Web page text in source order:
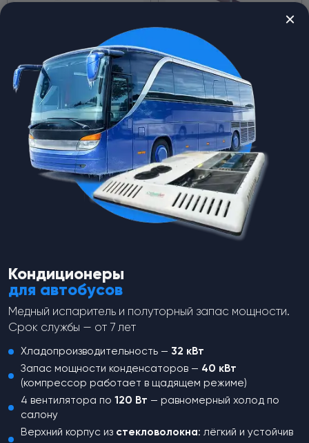
RC-U08668, сальник
компрессора, аналог Thermo
King 22-899
spares-theme
Сальник компрессора, аналог
Thermo King 22-899 для
компрессоров X214
от7 157₽
RC-U04119, соленоид
оборотов двигателя 12V,
аналог Thermo King 44-9181
spares-theme
Соленоид оборотов двигателя
12V, для установок Thermo King
44-9181, 41-1566
от15 437₽
Перейти в каталог
Не нашли,что искали?
Оставьте заявку и наш менеджер
свяжется с вами для консультации
Кондиционеры
для автобусов
Медный испаритель и полуторный запас мощности.
Срок службы — от 7 лет
Хладопроизводительность — 32 кВт
Запас мощности конденсаторов — 40 кВт
(компрессор работает в щадящем режиме)
4 вентилятора по120 Вт — равномерный холод по
салону
Верхний корпус из стекловолокна: лёгкий и устойчив